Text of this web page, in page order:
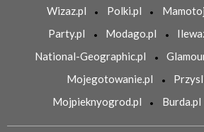
Wizaz.pl Polki.pl
Party.pl
Modago.pl
National-Geographic.pl
Mojegotowanie.pl
Mojpieknyogrod.pl
Burda.pl